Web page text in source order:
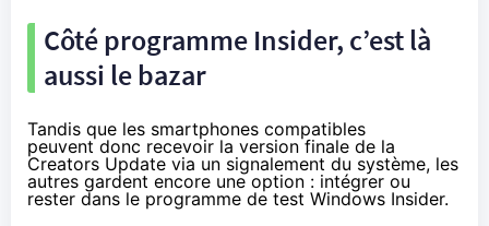
Côté programme Insider, c’est là
aussi le bazar
Tandis que les smartphones compatibles
peuvent donc recevoir la version finale de la
Creators Update via un signalement du système, les
autres gardent encore une option : intégrer ou
rester dans le programme de test Windows Insider.